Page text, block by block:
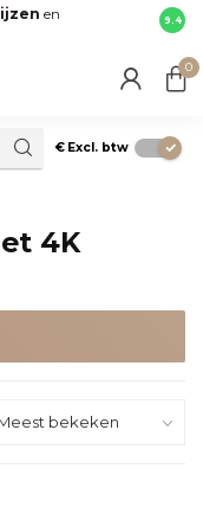
en
direct
9.4
0
€ Excl. btw
4K